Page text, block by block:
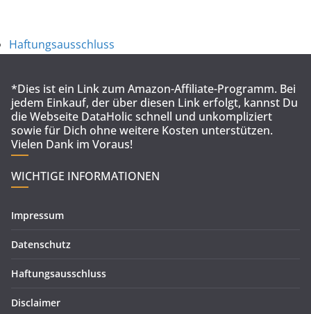
Haftungsausschluss
*Dies ist ein Link zum Amazon-Affiliate-Programm. Bei
jedem Einkauf, der über diesen Link erfolgt, kannst Du
die Webseite DataHolic schnell und unkompliziert
sowie für Dich ohne weitere Kosten unterstützen.
Vielen Dank im Voraus!
WICHTIGE INFORMATIONEN
Impressum
Datenschutz
Haftungsausschluss
Disclaimer